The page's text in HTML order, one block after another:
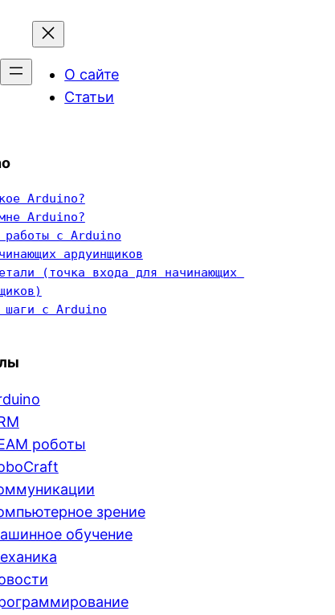
О сайте
Статьи
Arduino?
Arduino?
работы с Arduino
ардуинщиков
(точка входа для начинающих
шаги с Arduino
роботы
зрение
обучение